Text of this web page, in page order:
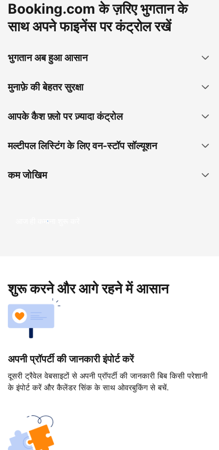
Booking.com के ज़रिए भुगतान के
साथ अपने फाइनेंस पर कंट्रोल रखें
भुगतान अब हुआ आसान
मुनाफ़े की बेहतर सुरक्षा
आपके कैश फ़्लो पर ज़्यादा कंट्रोल
मल्टीपल लिस्टिंग के लिए वन-स्टॉप सॉल्यूशन
कम जोखिम
आज ही कमाना शुरू करें
शुरू करने और आगे रहने में आसान
अपनी प्रॉपर्टी की जानकारी इंपोर्ट करें
दूसरी ट्रैवेल वेबसाइटों से अपनी प्रॉपर्टी की जानकारी बिब किसी परेशानी
के इंपोर्ट करें और कैलेंडर सिंक के साथ ओवरबुकिंग से बचें.